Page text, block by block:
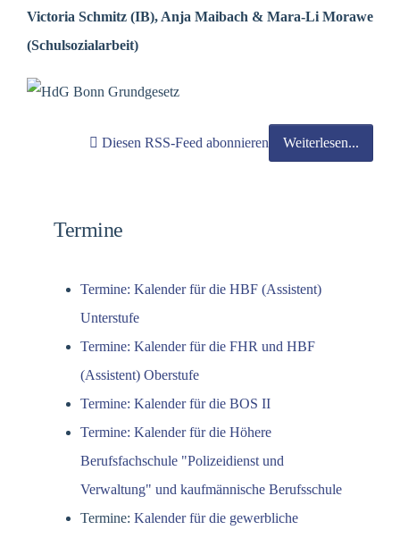
Victoria Schmitz (IB), Anja Maibach & Mara-Li Morawe
(Schulsozialarbeit)
Weiterlesen...
Diesen RSS-Feed abonnieren
Termine
Termine: Kalender für die HBF (Assistent)
Unterstufe
Termine: Kalender für die FHR und HBF
(Assistent) Oberstufe
Termine: Kalender für die BOS II
Termine: Kalender für die Höhere
Berufsfachschule "Polizeidienst und
Verwaltung" und kaufmännische Berufsschule
Termine: Kalender für die gewerbliche